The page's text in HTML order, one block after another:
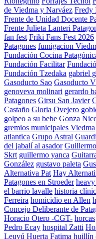
de Viedma y Narváez Fredy
Frente de Unidad Docente
Frente Julieta Lanteri
fan fest Friki Fans Fest 2026
Patagones fumigacion
Fundación Cocina
Fundación Facilitar
Fundación Tzedaka gabriel
Gasoducto Sao Gasoducto
genoveva molinari gerardo
Patagones Girsu San Javier
Castaño Gloria Ovejero
golpeo a su bebe Gonza
gremios municipales Viedma
atlantica Grupo Astral
del jabalí al asador
Skrt guillermo yanca
González gustavo paleta
Alternativa Pat Hay
Patagones en Stroeder
el barrio lavalle historia
Ferreira homicidio en Allen
Concejo Deliberante de
Horacio Otero -CGT- horcas
Pedro Ecay hospital Zatti
Leuvú Huerta Fatima huillín